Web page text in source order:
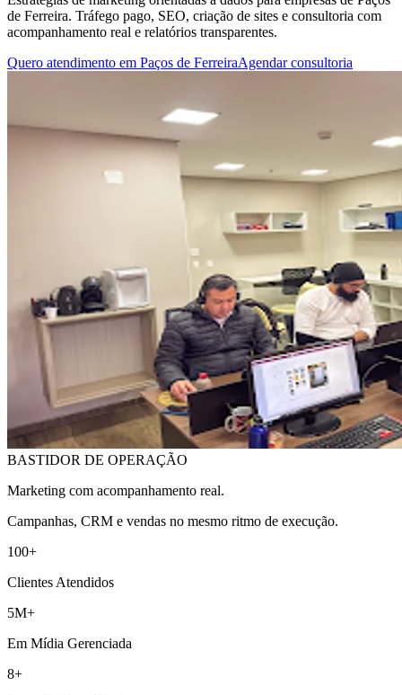
de Ferreira. Tráfego pago, SEO, criação de sites e consultoria com
acompanhamento real e relatórios transparentes.
Quero atendimento em Paços de FerreiraAgendar consultoria
BASTIDOR DE OPERAÇÃO
Marketing com acompanhamento real.
Campanhas, CRM e vendas no mesmo ritmo de execução.
100+
Clientes Atendidos
5M+
Em Mídia Gerenciada
8+